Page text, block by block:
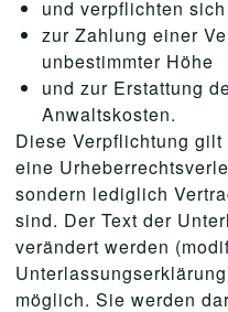
und verpflichten
zur Zahlung einer
unbestimmter Höhe
und zur Erstattung
Anwaltskosten.
Diese Verpflichtung
eine
sondern lediglich
sind. Der Text der
verändert werden
möglich. Sie werden